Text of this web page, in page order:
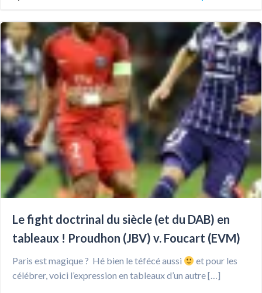
Le fight doctrinal du siècle (et du DAB) en
tableaux ! Proudhon (JBV) v. Foucart (EVM)
Paris est magique ? Hé bien le téfécé aussi
et pour les
célébrer, voici l’expression en tableaux d’un autre […]